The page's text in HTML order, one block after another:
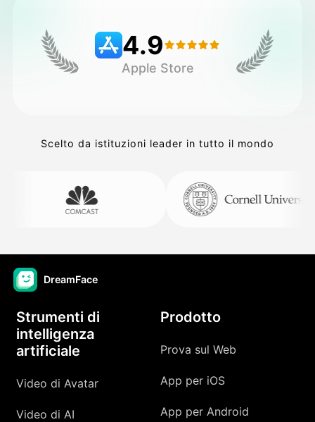
4.9
Apple Store
Scelto da istituzioni leader in tutto il mondo
DreamFace
Strumenti di
intelligenza
artificiale
Video di Avatar
Video di AI
Prodotto
Prova sul Web
App per iOS
App per Android